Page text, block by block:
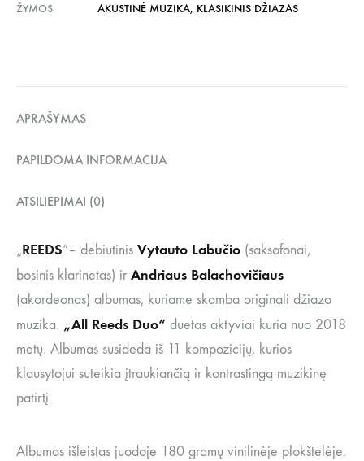
ŽYMOS
AKUSTINĖ MUZIKA, KLASIKINIS DŽIAZAS
APRAŠYMAS
PAPILDOMA INFORMACIJA
ATSILIEPIMAI (0)
„REEDS“– debiutinis Vytauto Labučio (saksofonai,
bosinis klarinetas) ir Andriaus Balachovičiaus
(akordeonas) albumas, kuriame skamba originali džiazo
muzika. „All Reeds Duo“ duetas aktyviai kuria nuo 2018
metų. Albumas susideda iš 11 kompozicijų, kurios
klausytojui suteikia įtraukiančią ir kontrastingą muzikinę
patirtį.
Albumas išleistas juodoje 180 gramų vinilinėje plokštelėje.